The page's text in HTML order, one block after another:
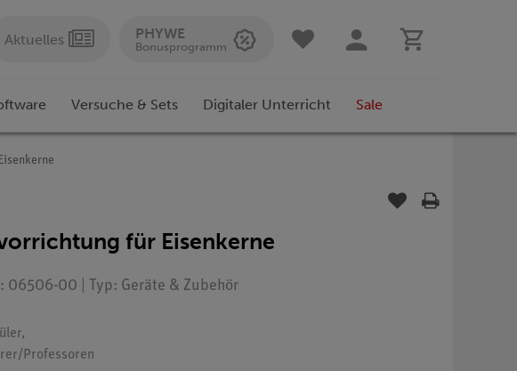
Aktuelles PHYWE
Bonusprogramm
Versuche & Sets Digitaler Unterricht Sale
für Eisenkerne
06506-00 | Typ: Geräte & Zubehör
Professoren